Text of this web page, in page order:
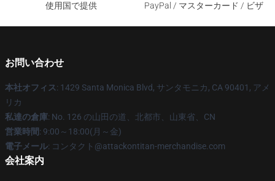
使用国で提供
PayPal / マスターカード / ビザ
お問い合わせ
本社オフィス: 1429 Santa Monica Blvd, サンタモニカ, CA 90401, アメ
リカ
私達の倉庫: No. 126 の山田の道、北都市、山東省、CN
営業時間: 9:00～18:00(月～金)
電子メール: コンタクト@attackontitan-merchandise.com
会社案内